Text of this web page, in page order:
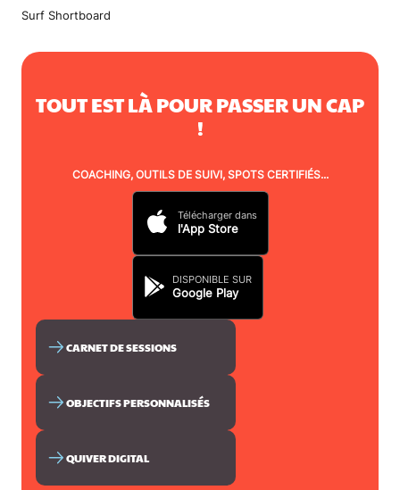
Surf Shortboard
TOUT EST LÀ POUR PASSER UN CAP
!
COACHING, OUTILS DE SUIVI, SPOTS CERTIFIÉS...
Télécharger dans
l'App Store
DISPONIBLE SUR
Google Play
CARNET DE SESSIONS
OBJECTIFS PERSONNALISÉS
QUIVER DIGITAL